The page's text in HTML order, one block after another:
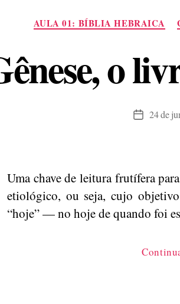
AULA 01: BÍBLIA HEBRAICA
o
Data24 de
Uma chave de leitura frutífera
etiológico, ou seja, cujo
“hoje” — no hoje de quando foi